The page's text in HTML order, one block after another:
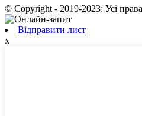
© Copyright - 2019-2023: Усі
Відправити лист
x